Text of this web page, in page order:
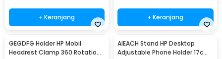
+ Keranjang + Keranjang
GEGDFG Holder HP Mobil
Headrest Clamp 360 Rotation
AIEACH Stand HP Desktop
Adjustable Phone Holder 17cm